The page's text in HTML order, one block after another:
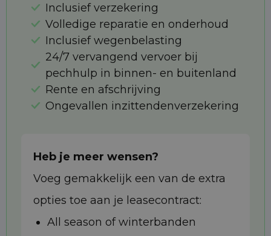
Inclusief verzekering
Volledige reparatie en onderhoud
Inclusief wegenbelasting
24/7 vervangend vervoer bij
pechhulp in binnen- en buitenland
Rente en afschrijving
Ongevallen inzittendenverzekering
Heb je meer wensen?
Voeg gemakkelijk een van de extra
opties toe aan je leasecontract:
All season of winterbanden